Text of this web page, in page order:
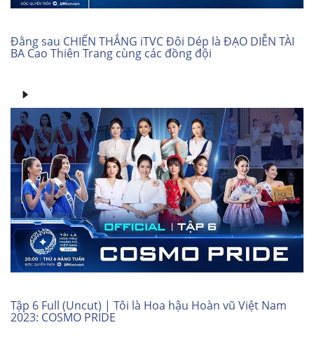
Đằng sau CHIẾN THẮNG iTVC Đôi Dép là ĐẠO DIỄN TÀI
BA Cao Thiên Trang cùng các đồng đội
Tập 6 Full (Uncut) | Tôi là Hoa hậu Hoàn vũ Việt Nam
2023: COSMO PRIDE